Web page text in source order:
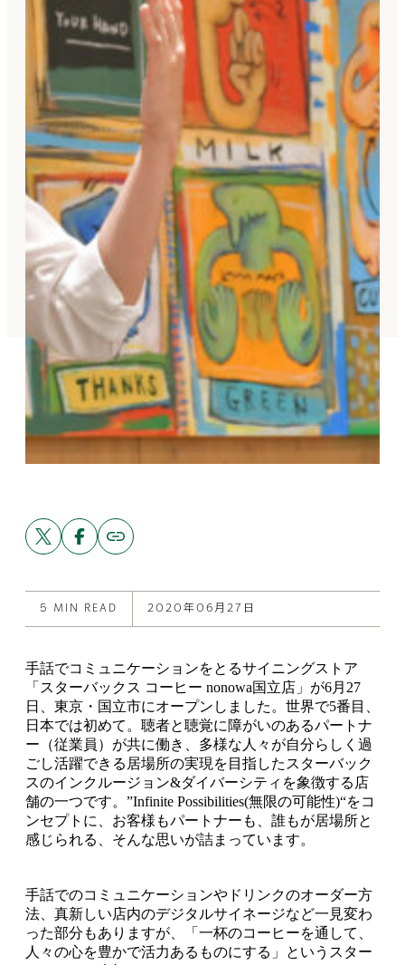
Share
this
post
X
Share
this
post
Facebook
Copy
link
to
5 MIN READ 2020年06月27日
手話でコミュニケーションをとるサイニングストア
「スターバックス コーヒー nonowa国立店」が6月27
日、東京・国立市にオープンしました。世界で5番目、
日本では初めて。聴者と聴覚に障がいのあるパートナ
ー（従業員）が共に働き、多様な人々が自分らしく過
ごし活躍できる居場所の実現を目指したスターバック
スのインクルージョン&ダイバーシティを象徴する店
舗の一つです。”Infinite Possibilities(無限の可能性)“をコ
ンセプトに、お客様もパートナーも、誰もが居場所と
感じられる、そんな思いが詰まっています。
手話でのコミュニケーションやドリンクのオーダー方
法、真新しい店内のデジタルサイネージなど一見変わ
った部分もありますが、「一杯のコーヒーを通して、
人々の心を豊かで活力あるものにする」というスター